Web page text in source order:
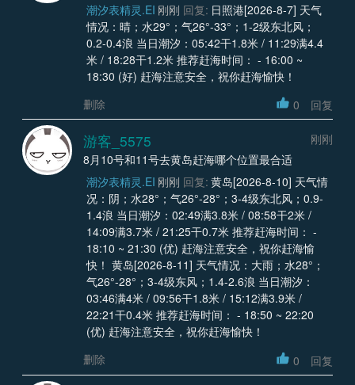
潮汐表精灵.EI 刚刚 回复: 日照港[2026-8-7] 天气
情况：晴；水29°；气26°-33°；1-2级东北风；
0.2-0.4浪 当日潮汐：05:42干1.8米 / 11:29满4.4
米 / 18:28干1.2米 推荐赶海时间： - 16:00 ~
18:30 (好) 赶海注意安全，祝你赶海愉快！
删除
0 回复
游客_5575
刚刚
8月10号和11号去黄岛赶海哪个位置最合适
潮汐表精灵.EI 刚刚 回复: 黄岛[2026-8-10] 天气情
况：阴；水28°；气26°-28°；3-4级东北风；0.9-
1.4浪 当日潮汐：02:49满3.8米 / 08:58干2米 /
14:09满3.7米 / 21:25干0.7米 推荐赶海时间： -
18:10 ~ 21:30 (优) 赶海注意安全，祝你赶海愉
快！ 黄岛[2026-8-11] 天气情况：大雨；水28°；
气26°-28°；3-4级东风；1.4-2.6浪 当日潮汐：
03:46满4米 / 09:56干1.8米 / 15:12满3.9米 /
22:21干0.4米 推荐赶海时间： - 18:50 ~ 22:20
(优) 赶海注意安全，祝你赶海愉快！
删除
0 回复